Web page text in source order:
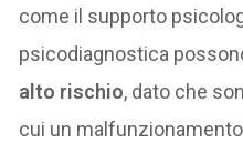
come il supporto
psicodiagnostica
alto rischio, dato che
cui un